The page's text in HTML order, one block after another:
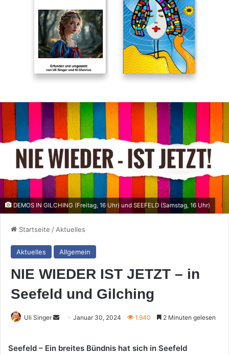
DEMOS IN GILCHING (Freitag, 16 Uhr) und SEEFELD (Samstag, 16 Uhr)
Startseite / Aktuelles
Aktuelles Allgemein
NIE WIEDER IST JETZT – in
Seefeld und Gilching
Uli Singer
SendeJanuar 30, 2024 1.940 2 Minuten gelesen
Seefeld – Ein breites Bündnis hat sich in Seefeld